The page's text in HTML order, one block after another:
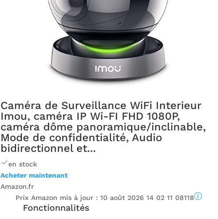
Caméra de Surveillance WiFi Interieur
Imou, caméra IP Wi-FI FHD 1080P,
caméra dôme panoramique/inclinable,
Mode de confidentialité, Audio
bidirectionnel et...
en stock
Acheter maintenant
Amazon.fr
Prix ​​Amazon mis à jour :10 août 2026 14 02 11 08118
Fonctionnalités